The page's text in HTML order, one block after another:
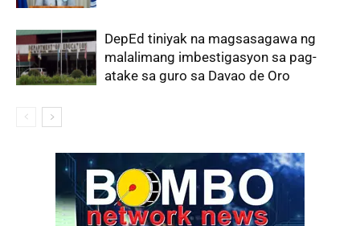
DepEd tiniyak na magsasagawa ng
malalimang imbestigasyon sa pag-
atake sa guro sa Davao de Oro